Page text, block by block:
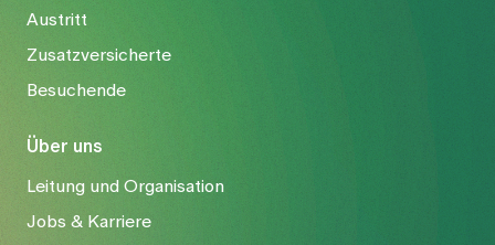
Austritt
Zusatzversicherte
Besuchende
Über uns
Leitung und Organisation
Jobs & Karriere